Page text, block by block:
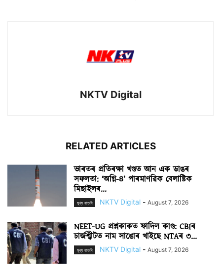
NKTV Digital
RELATED ARTICLES
ভাৰতৰ প্ৰতিৰক্ষা খণ্ডত আন এক ডাঙৰ
সফলতা: ‘অগ্নি-৪’ পাৰমাণৱিক বেলাষ্টিক
মিছাইলৰ...
মুখ্য বাতৰি NKTV Digital - August 7, 2026
NEET-UG প্ৰশ্নকাকত ফাদিল কাণ্ড: CBIৰ
চাৰ্জশ্বীটত নাম সাঙোৰ খাইছে NTAৰ ৩...
মুখ্য বাতৰি NKTV Digital - August 7, 2026